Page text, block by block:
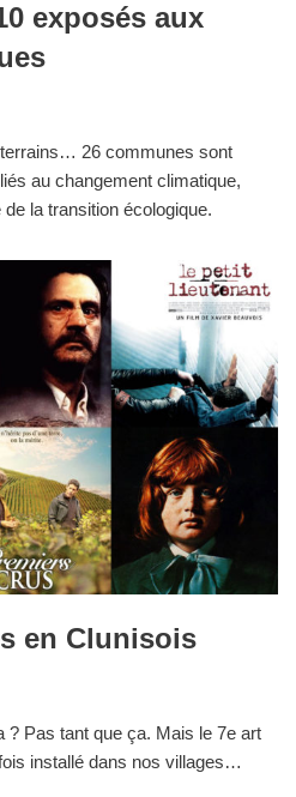
exposés aux
26 communes sont
au changement climatique,
la transition écologique.
en Clunisois
? Pas tant que ça. Mais le 7e art
installé dans nos villages…